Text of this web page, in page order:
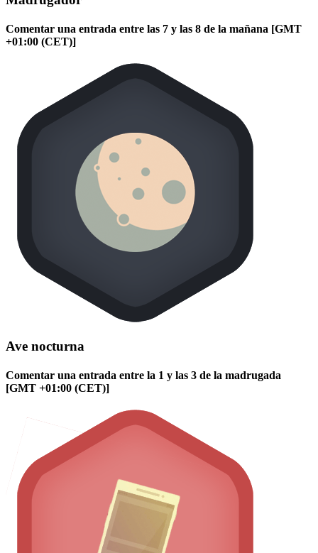
Comentar una entrada entre las 7 y las 8 de la mañana [GMT
+01:00 (CET)]
Ave nocturna
Comentar una entrada entre la 1 y las 3 de la madrugada
[GMT +01:00 (CET)]